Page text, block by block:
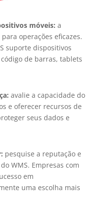
móveis: a
operações eficazes.
suporte dispositivos
de barras, tablets
avalie a capacidade do
e oferecer recursos de
seus dados e
pesquise a reputação e
WMS. Empresas com
em
uma escolha mais